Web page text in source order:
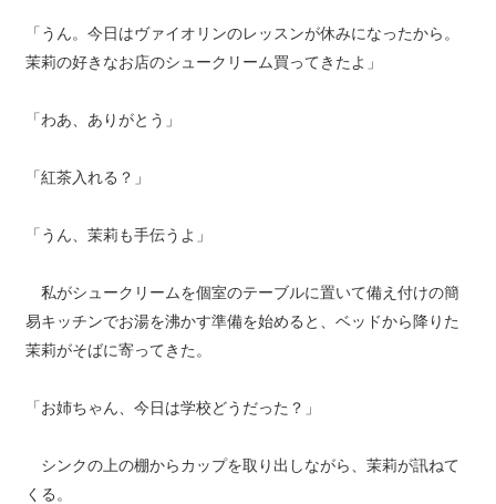
「うん。今日はヴァイオリンのレッスンが休みになったから。
茉莉の好きなお店のシュークリーム買ってきたよ」
「わあ、ありがとう」
「紅茶入れる？」
「うん、茉莉も手伝うよ」
私がシュークリームを個室のテーブルに置いて備え付けの簡
易キッチンでお湯を沸かす準備を始めると、ベッドから降りた
茉莉がそばに寄ってきた。
「お姉ちゃん、今日は学校どうだった？」
シンクの上の棚からカップを取り出しながら、茉莉が訊ねて
くる。